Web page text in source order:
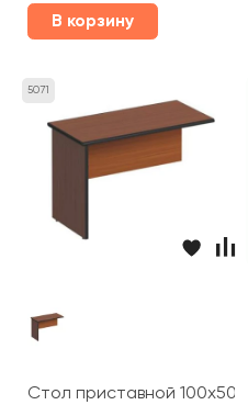
В корзину
5071
Стол приставной